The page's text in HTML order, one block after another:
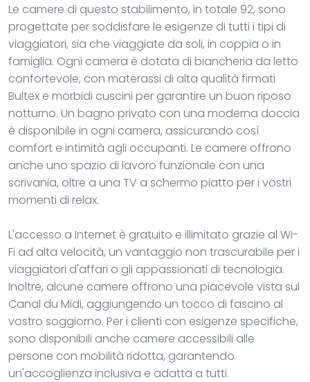
Le camere di questo stabilimento, in totale 92, sono
progettate per soddisfare le esigenze di tutti i tipi di
viaggiatori, sia che viaggiate da soli, in coppia o in
famiglia. Ogni camera è dotata di biancheria da letto
confortevole, con materassi di alta qualità firmati
Bultex e morbidi cuscini per garantire un buon riposo
notturno. Un bagno privato con una moderna doccia
è disponibile in ogni camera, assicurando così
comfort e intimità agli occupanti. Le camere offrono
anche uno spazio di lavoro funzionale con una
scrivania, oltre a una TV a schermo piatto per i vostri
momenti di relax.
L'accesso a Internet è gratuito e illimitato grazie al Wi-
Fi ad alta velocità, un vantaggio non trascurabile per i
viaggiatori d'affari o gli appassionati di tecnologia.
Inoltre, alcune camere offrono una piacevole vista sul
Canal du Midi, aggiungendo un tocco di fascino al
vostro soggiorno. Per i clienti con esigenze specifiche,
sono disponibili anche camere accessibili alle
persone con mobilità ridotta, garantendo
un'accoglienza inclusiva e adatta a tutti.